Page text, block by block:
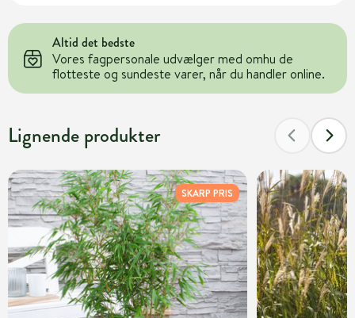
Altid det bedste
Vores fagpersonale udvælger med omhu de
flotteste og sundeste varer, når du handler online.
Lignende produkter
SKARP PRIS